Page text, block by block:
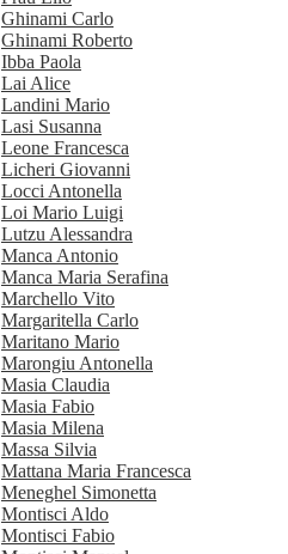
Ghinami Carlo
Ghinami Roberto
Ibba Paola
Lai Alice
Landini Mario
Lasi Susanna
Leone Francesca
Licheri Giovanni
Locci Antonella
Loi Mario Luigi
Lutzu Alessandra
Manca Antonio
Manca Maria Serafina
Marchello Vito
Margaritella Carlo
Maritano Mario
Marongiu Antonella
Masia Claudia
Masia Fabio
Masia Milena
Massa Silvia
Mattana Maria Francesca
Meneghel Simonetta
Montisci Aldo
Montisci Fabio